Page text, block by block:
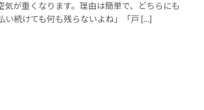
が重くなります。理由は簡単で、どちらにも
い続けても何も残らないよね」「戸 […]